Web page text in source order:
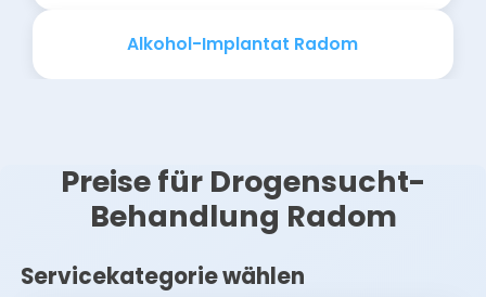
Alkohol-Implantat Radom
Preise für Drogensucht-
Behandlung Radom
Servicekategorie wählen